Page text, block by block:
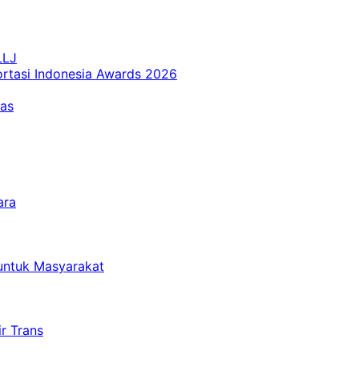
Indonesia Awards 2026
Masyarakat
Trans